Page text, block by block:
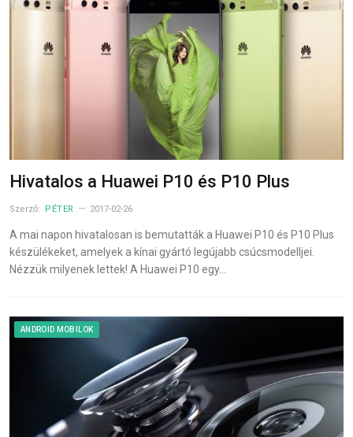
Hivatalos a Huawei P10 és P10 Plus
Szerző: PÉTER 2017-02-26
A mai napon hivatalosan is bemutatták a Huawei P10 és P10 Plus
készülékeket, amelyek a kínai gyártó legújabb csúcsmodelljei.
Nézzük milyenek lettek! A Huawei P10 egy…
ANDROID MOBILOK